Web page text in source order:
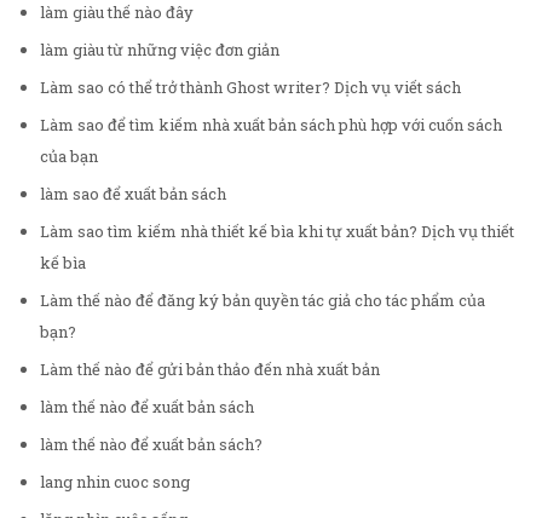
làm giàu thế nào đây
làm giàu từ những việc đơn giản
Làm sao có thể trở thành Ghost writer? Dịch vụ viết sách
Làm sao để tìm kiếm nhà xuất bản sách phù hợp với cuốn sách
của bạn
làm sao để xuất bản sách
Làm sao tìm kiếm nhà thiết kế bìa khi tự xuất bản? Dịch vụ thiết
kế bìa
Làm thế nào để đăng ký bản quyền tác giả cho tác phẩm của
bạn?
Làm thế nào để gửi bản thảo đến nhà xuất bản
làm thế nào để xuất bản sách
làm thế nào để xuất bản sách?
lang nhin cuoc song